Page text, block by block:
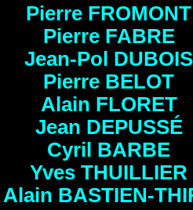
Pierre FROMONT
Pierre FABRE
Jean-Pol DUBOIS
Pierre BELOT
Alain FLORET
Jean DEPUSSÉ
Cyril BARBE
Yves THUILLIER
Alain BASTIEN-